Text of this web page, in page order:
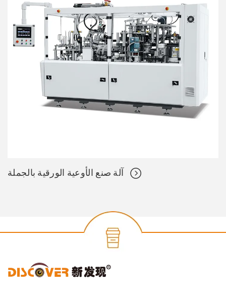
آلة صنع الأوعية الورقية بالجملة